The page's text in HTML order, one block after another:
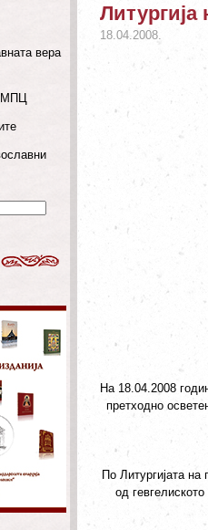
Литургија
18.04.2008.
На 18.04.2008
претходно
По Литургијата
од
вера
МПЦ